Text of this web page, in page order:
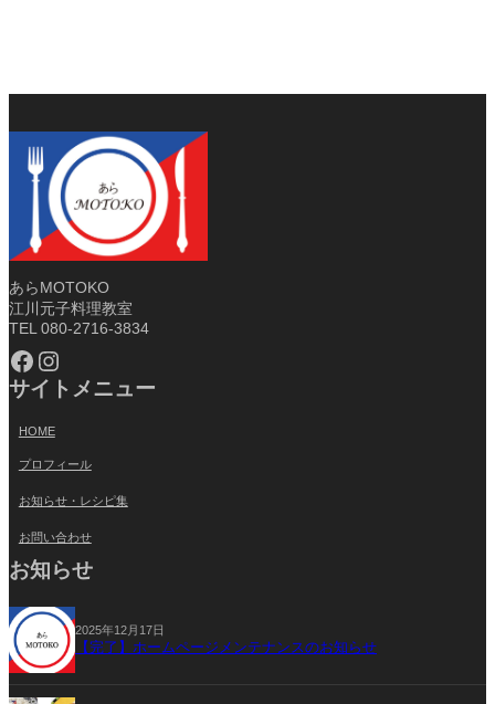
あらMOTOKO
江川元子料理教室
TEL 080-2716-3834
Facebook Instagram
サイトメニュー
HOME
プロフィール
お知らせ・レシピ集
お問い合わせ
お知らせ
2025年12月17日
【完了】ホームページメンテナンスのお知らせ